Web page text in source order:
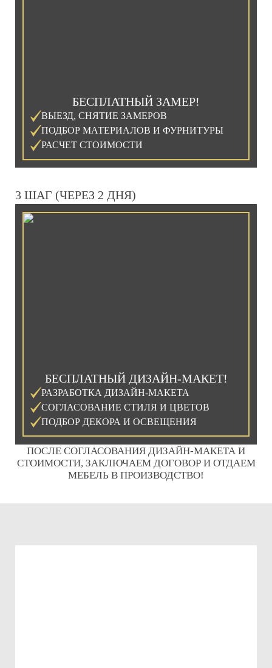
БЕСПЛАТНЫЙ ЗАМЕР!
ВЫЕЗД, СНЯТИЕ ЗАМЕРОВ
ПОДБОР МАТЕРИАЛОВ И ФУРНИТУРЫ
РАСЧЕТ СТОИМОСТИ
3 ШАГ (ЧЕРЕЗ 2 ДНЯ)
БЕСПЛАТНЫЙ ДИЗАЙН-МАКЕТ!
РАЗРАБОТКА ДИЗАЙН-МАКЕТА
СОГЛАСОВАНИЕ СТИЛЯ И ЦВЕТОВ
ПОДБОР ДЕКОРА И ОСВЕЩЕНИЯ
ПОСЛЕ СОГЛАСОВАНИЯ ДИЗАЙН-МАКЕТА И
СТОИМОСТИ, ЗАКЛЮЧАЕМ ДОГОВОР И ОТДАЕМ
МЕБЕЛЬ В ПРОИЗВОДСТВО!